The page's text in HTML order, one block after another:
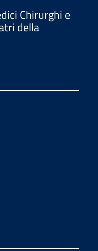
Chirurghi e
della